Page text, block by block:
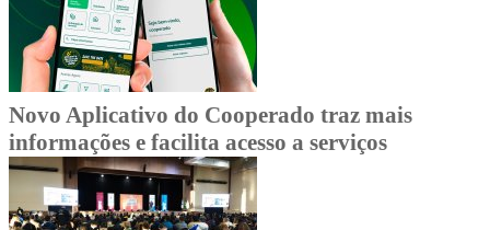
Novo Aplicativo do Cooperado traz mais
informações e facilita acesso a serviços